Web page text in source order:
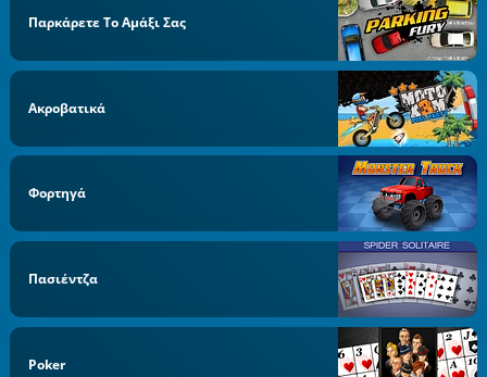
Παρκάρετε Το Αμάξι Σας
Ακροβατικά
Φορτηγά
Πασιέντζα
Poker